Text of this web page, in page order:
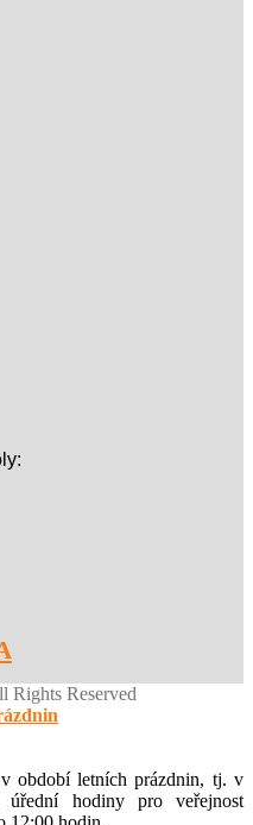
font
size. Reserved
období letních prázdnin, tj. v
hodiny pro veřejnost